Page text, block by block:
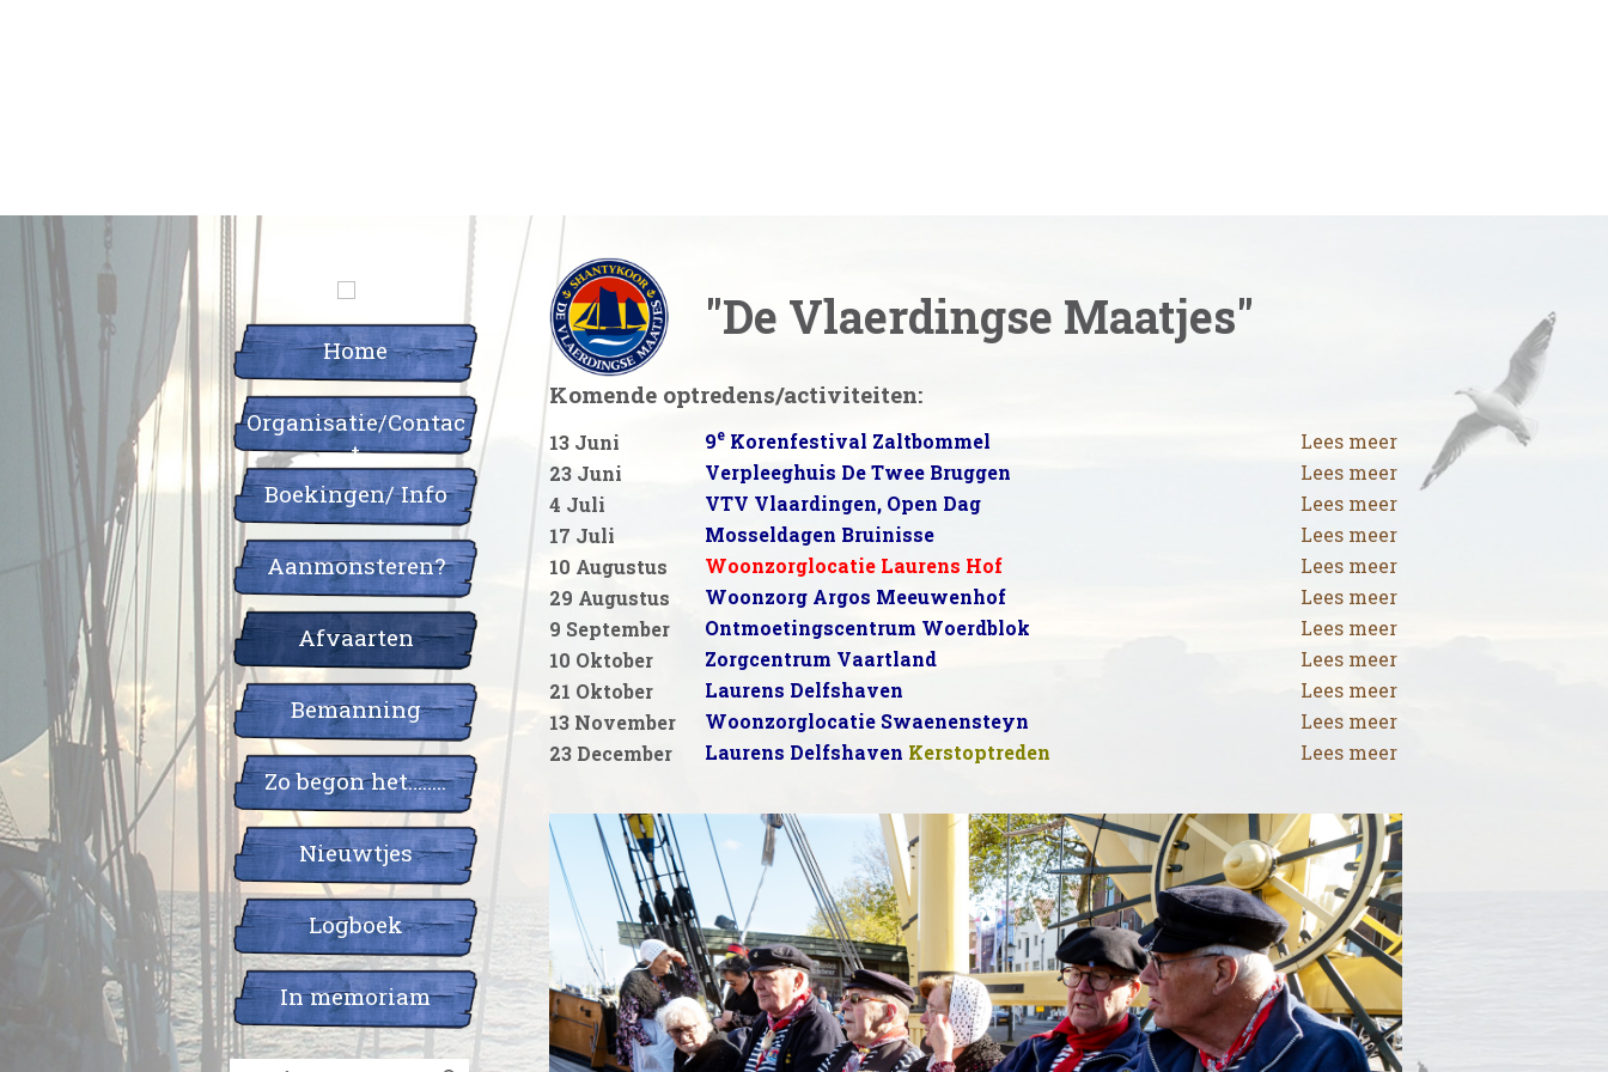
"De Vlaerdingse Maatjes"
Komende optredens/activiteiten:
13 Juni 9e Korenfestival Zaltbommel
Lees meer
23 Juni
Verpleeghuis De Twee Bruggen
Lees meer
4 Juli
VTV Vlaardingen, Open Dag
Lees meer
17 Juli
Mosseldagen Bruinisse
Lees meer
10 Augustus
Woonzorglocatie Laurens Hof
Lees meer
29 Augustus
Woonzorg Argos Meeuwenhof
Lees meer
9 September
Ontmoetingscentrum Woerdblok
Lees meer
10 Oktober
Zorgcentrum Vaartland
Lees meer
21 Oktober
Laurens Delfshaven
Lees meer
13 November
Woonzorglocatie Swaenensteyn
Lees meer
23 December
Laurens Delfshaven Kerstoptreden Lees meer
Home
Organisatie/Contac
t
Boekingen/ Info
Aanmonsteren?
Afvaarten
Bemanning
Zo begon het……..
Nieuwtjes
Logboek
In memoriam